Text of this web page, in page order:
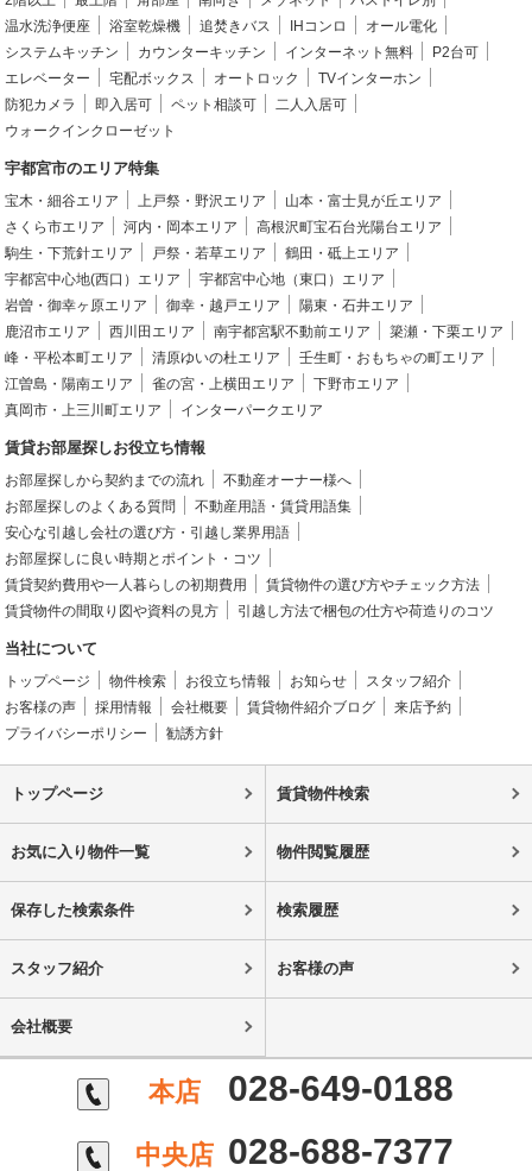
温水洗浄便座
浴室乾燥機 追焚きバス IHコンロ
オール電化
システムキッチン
カウンターキッチン インターネット無料
P2台可
エレベーター
宅配ボックス オートロック
TVインターホン
防犯カメラ
即入居可 ペット相談可
二人入居可
ウォークインクローゼット
宇都宮市のエリア特集
宝木・細谷エリア 上戸祭・野沢エリア
山本・富士見が丘エリア
さくら市エリア
河内・岡本エリア
高根沢町宝石台光陽台エリア
駒生・下荒針エリア
戸祭・若草エリア
鶴田・砥上エリア
宇都宮中心地(西口）エリア
宇都宮中心地（東口）エリア
岩曽・御幸ヶ原エリア
御幸・越戸エリア
陽東・石井エリア
鹿沼市エリア
西川田エリア 南宇都宮駅不動前エリア
簗瀬・下栗エリア
峰・平松本町エリア
清原ゆいの杜エリア
壬生町・おもちゃの町エリア
江曽島・陽南エリア
雀の宮・上横田エリア
下野市エリア
真岡市・上三川町エリア
インターパークエリア
賃貸お部屋探しお役立ち情報
お部屋探しから契約までの流れ
不動産オーナー様へ
お部屋探しのよくある質問
不動産用語・賃貸用語集
安心な引越し会社の選び方・引越し業界用語
お部屋探しに良い時期とポイント・コツ
賃貸契約費用や一人暮らしの初期費用
賃貸物件の選び方やチェック方法
賃貸物件の間取り図や資料の見方
引越し方法で梱包の仕方や荷造りのコツ
当社について
トップページ 物件検索 お役立ち情報 お知らせ
スタッフ紹介
お客様の声
採用情報 会社概要 賃貸物件紹介ブログ
来店予約
プライバシーポリシー
勧誘方針
トップページ 賃貸物件検索
お気に入り物件一覧 物件閲覧履歴
保存した検索条件 検索履歴
スタッフ紹介 お客様の声
会社概要
本店 028-649-0188
中央店 028-688-7377